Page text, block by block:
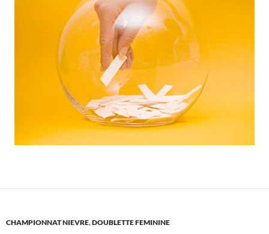
CHAMPIONNAT NIEVRE,DOUBLETTE FEMININE